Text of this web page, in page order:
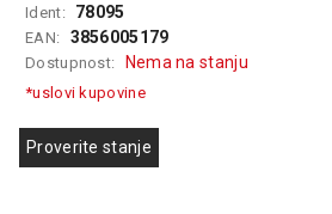
GAMING
EELEKTRO
SOLARNI
Ident: 78095
EAN: 3856005179
Dostupnost: Nema na stanju
*uslovi kupovine
Proverite stanje